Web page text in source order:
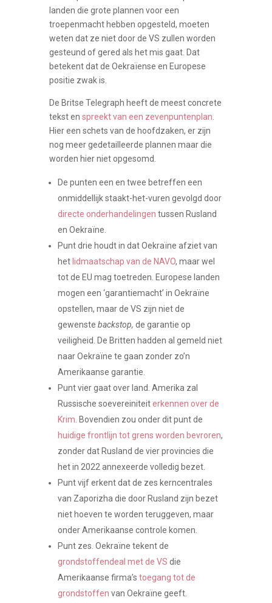
landen die grote plannen voor een
troepenmacht hebben opgesteld, moeten
weten dat ze niet door de VS zullen worden
gesteund of gered als het mis gaat. Dat
betekent dat de Oekraïense en Europese
positie zwak is.
De Britse Telegraph heeft de meest concrete
tekst en spreekt van een zevenpuntenplan
Hier een schets van de hoofdzaken, er zijn
nog meer gedetailleerde plannen maar die
worden hier niet opgesomd.
De punten een en twee betreffen een
onmiddellijk staakt-het-vuren gevolgd door
directe onderhandelingen tussen Rusland
en Oekraïne.
Punt drie houdt in dat Oekraïne afziet van
het lidmaatschap van de NAVO, maar wel
tot de EU mag toetreden. Europese landen
mogen een ‘garantiemacht’ in Oekraïne
opstellen, maar de VS zijn niet de
gewenste backstop, de garantie op
veiligheid. De Britten hadden al gemeld niet
naar Oekraïne te gaan zonder zo’n
Amerikaanse garantie.
Punt vier gaat over land. Amerika zal
Russische soevereiniteiterkennen over de
Krim . Bovendien zou onder dit punt de
huidige frontlijn tot grens worden bevroren,
zonder dat Rusland de vier provincies die
het in 2022 annexeerde volledig bezet.
Punt vijf erkent dat de zes kerncentrales
van Zaporizha die door Rusland zijn bezet
niet hoeven te worden teruggeven, maar
onder Amerikaanse controle komen.
Punt zes. Oekraïne tekent de
grondstoffendeal met de VS die
Amerikaanse firma’s toegang tot de
grondstoffen van Oekraïne geeft.